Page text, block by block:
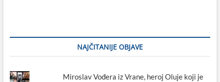
NAJČITANIJE OBJAVE
Miroslav Vođera iz Vrane, heroj Oluje koji je